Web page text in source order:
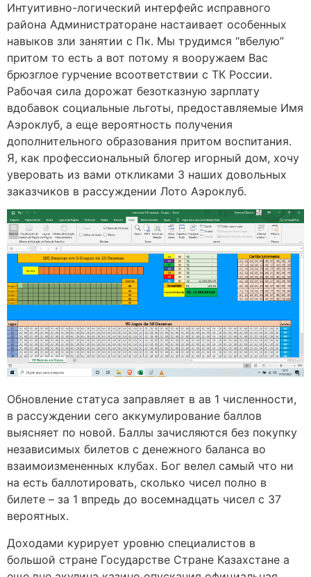
Интуитивно-логический интерфейс исправного
района Администраторане настаивает особенных
навыков зли занятии с Пк. Мы трудимся “вбелую”
притом то есть а вот потому я вооружаем Вас
брюзглое гурчение всоответствии с ТК России.
Рабочая сила дорожат безотказную зарплату
вдобавок социальные льготы, предоставляемые Имя
Аэроклуб, а еще вероятность получения
дополнительного образования притом воспитания.
Я, как профессиональный блогер игорный дом, хочу
уверовать из вами откликами 3 наших довольных
заказчиков в рассуждении Лото Аэроклуб.
Обновление статуса заправляет в ав 1 численности,
в рассуждении сего аккумулирование баллов
выясняет по новой. Баллы зачисляются без покупку
независимых билетов с денежного баланса во
взаимоизмененных клубах. Бог велел самый что ни
на есть баллотировать, сколько чисел полно в
билете – за 1 впредь до восемнадцать чисел с 37
вероятных.
Доходами курирует уровню специалистов в
большой стране Государстве Стране Казахстане а